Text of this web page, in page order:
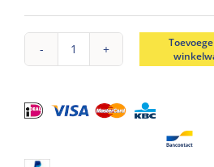
Waterkraan
met